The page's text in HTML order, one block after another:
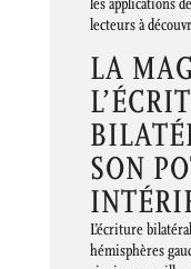
les applications
lecteurs à
LA
SON
L’écriture
hémisphères